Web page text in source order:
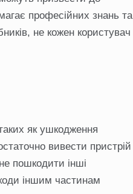
професійних знань та
не кожен користувач
як ушкодження
вивести пристрій
пошкодити інші
іншим частинам